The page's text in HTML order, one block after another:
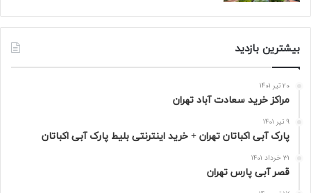
بیشترین بازدید
20 تیر 1401
مراکز خرید سعادت‌ آباد تهران
9 تیر 1401
پارک آبی اکباتان تهران + خرید اینترنتی بلیط پارک آبی اکباتان
31 خرداد 1401
قصر آبی پارس تهران